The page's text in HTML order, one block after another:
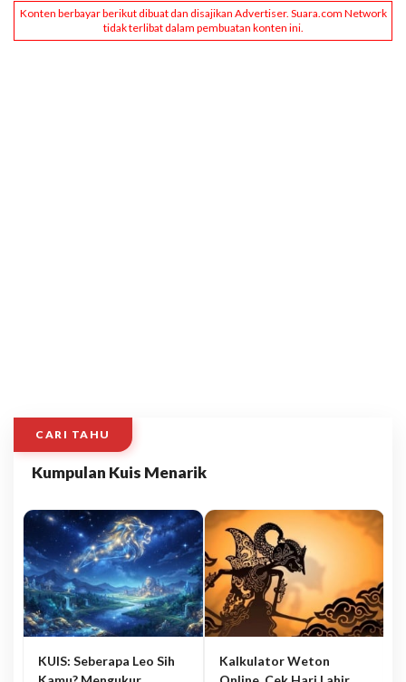
CARI TAHU
Kumpulan Kuis Menarik
KUIS: Seberapa Leo Sih
Kalkulator Weton